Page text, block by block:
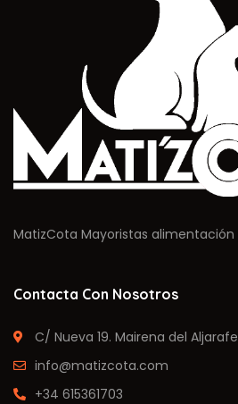
MatizCota Mayoristas
Contacta Con Nosotros
C/ Nueva 19. Mairena del
info@matizcota.com
+34 615361703